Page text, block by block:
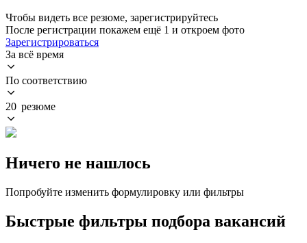
Чтобы видеть все резюме, зарегистрируйтесь
После регистрации покажем ещё 1 и откроем фото
Зарегистрироваться
За всё время
По соответствию
20 резюме
Ничего не нашлось
Попробуйте изменить формулировку или фильтры
Быстрые фильтры подбора вакансий